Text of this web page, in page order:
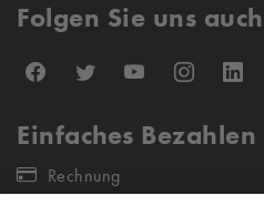
Folgen Sie uns
Einfaches Bezahlen
Rechnung